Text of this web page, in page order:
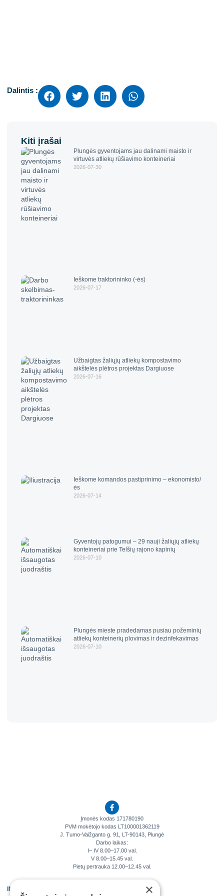
Dalintis :
Kiti įrašai
Plungės gyventojams jau dalinami maisto ir
virtuvės atliekų rūšiavimo konteineriai
2026-07-30
Ieškome traktorininko (-ės)
2026-07-17
Užbaigtas žaliųjų atliekų kompostavimo
aikštelės plėtros projektas Dargiuose
2026-07-16
Ieškome komandos pastiprinimo – ekonomisto/
ės
2026-07-14
Gyventojų patogumui – 29 nauji žaliųjų atliekų
konteineriai prie Telšių rajono kapinių
2026-07-10
Plungės mieste pradedamas pusiau požeminių
atliekų konteinerių plovimas ir dezinfekavimas
2026-07-10
Įmonės kodas 171780190
PVM mokėtojo kodas LT100001362119
J. Tumo-Vaižganto g. 91, LT-90143, Plungė
Darbo laikas:
I– IV 8.00–17.00 val.
V 8.00–15.45 val.
Pietų pertrauka 12.00–12.45 val.
INFORMACIJA KLIENTAMS
×